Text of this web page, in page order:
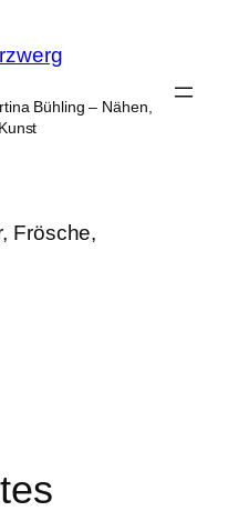
Bühling – Nähen,